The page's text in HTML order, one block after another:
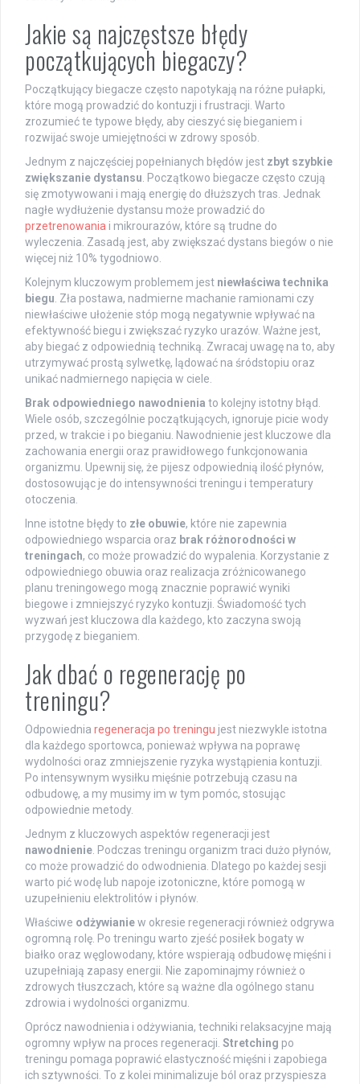
Jakie są najczęstsze błędy
początkujących biegaczy?
Początkujący biegacze często napotykają na różne pułapki,
które mogą prowadzić do kontuzji i frustracji. Warto
zrozumieć te typowe błędy, aby cieszyć się bieganiem i
rozwijać swoje umiejętności w zdrowy sposób.
Jednym z najczęściej popełnianych błędów jest zbyt szybkie
zwiększanie dystansu. Początkowo biegacze często czują
się zmotywowani i mają energię do dłuższych tras. Jednak
nagłe wydłużenie dystansu może prowadzić do
przetrenowania i mikrourazów, które są trudne do
wyleczenia. Zasadą jest, aby zwiększać dystans biegów o nie
więcej niż 10% tygodniowo.
Kolejnym kluczowym problemem jest niewłaściwa technika
biegu. Zła postawa, nadmierne machanie ramionami czy
niewłaściwe ułożenie stóp mogą negatywnie wpływać na
efektywność biegu i zwiększać ryzyko urazów. Ważne jest,
aby biegać z odpowiednią techniką. Zwracaj uwagę na to, aby
utrzymywać prostą sylwetkę, lądować na śródstopiu oraz
unikać nadmiernego napięcia w ciele.
Brak odpowiedniego nawodnienia to kolejny istotny błąd.
Wiele osób, szczególnie początkujących, ignoruje picie wody
przed, w trakcie i po bieganiu. Nawodnienie jest kluczowe dla
zachowania energii oraz prawidłowego funkcjonowania
organizmu. Upewnij się, że pijesz odpowiednią ilość płynów,
dostosowując je do intensywności treningu i temperatury
otoczenia.
Inne istotne błędy to złe obuwie, które nie zapewnia
odpowiedniego wsparcia oraz brak różnorodności w
treningach, co może prowadzić do wypalenia. Korzystanie z
odpowiedniego obuwia oraz realizacja zróżnicowanego
planu treningowego mogą znacznie poprawić wyniki
biegowe i zmniejszyć ryzyko kontuzji. Świadomość tych
wyzwań jest kluczowa dla każdego, kto zaczyna swoją
przygodę z bieganiem.
Jak dbać o regenerację po
treningu?
Odpowiednia regeneracja po treningu jest niezwykle istotna
dla każdego sportowca, ponieważ wpływa na poprawę
wydolności oraz zmniejszenie ryzyka wystąpienia kontuzji.
Po intensywnym wysiłku mięśnie potrzebują czasu na
odbudowę, a my musimy im w tym pomóc, stosując
odpowiednie metody.
Jednym z kluczowych aspektów regeneracji jest
nawodnienie. Podczas treningu organizm traci dużo płynów,
co może prowadzić do odwodnienia. Dlatego po każdej sesji
warto pić wodę lub napoje izotoniczne, które pomogą w
uzupełnieniu elektrolitów i płynów.
Właściwe odżywianiew okresie regeneracji również odgrywa
ogromną rolę. Po treningu warto zjeść posiłek bogaty w
białko oraz węglowodany, które wspierają odbudowę mięśni i
uzupełniają zapasy energii. Nie zapominajmy również o
zdrowych tłuszczach, które są ważne dla ogólnego stanu
zdrowia i wydolności organizmu.
Oprócz nawodnienia i odżywiania, techniki relaksacyjne mają
ogromny wpływ na proces regeneracji. Stretching po
treningu pomaga poprawić elastyczność mięśni i zapobiega
ich sztywności. To z kolei minimalizuje ból oraz przyspiesza